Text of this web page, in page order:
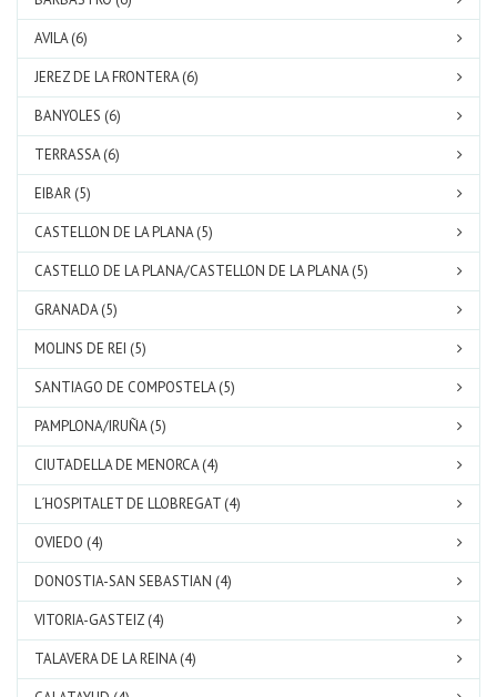
AVILA (6)
JEREZ DE LA FRONTERA (6)
BANYOLES (6)
TERRASSA (6)
EIBAR (5)
CASTELLON DE LA PLANA (5)
CASTELLO DE LA PLANA/CASTELLON DE LA PLANA (5)
GRANADA (5)
MOLINS DE REI (5)
SANTIAGO DE COMPOSTELA (5)
PAMPLONA/IRUÑA (5)
CIUTADELLA DE MENORCA (4)
L´HOSPITALET DE LLOBREGAT (4)
OVIEDO (4)
DONOSTIA-SAN SEBASTIAN (4)
VITORIA-GASTEIZ (4)
TALAVERA DE LA REINA (4)